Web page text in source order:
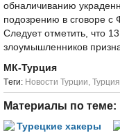
обналичиванию
подозрению в сговоре с
Следует отметить, что
злоумышленников
МК-Турция
Tеги: Новости Турции, Турция
Материалы по теме: